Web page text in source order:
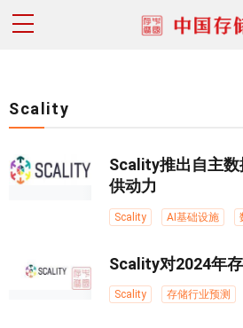
Scality
Scality推出自主
供动力
Scality AI基础设施
Scality对2024年
Scality 存储行业预测